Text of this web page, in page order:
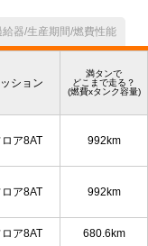
器/生産期間/燃費性能
ッション
満タンで
どこまで走る？
(燃費xタンク容量)
ロア8AT 992km
ロア8AT 992km
ロア8AT 680.6km